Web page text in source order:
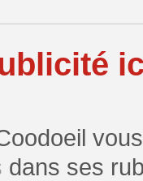
dans ses